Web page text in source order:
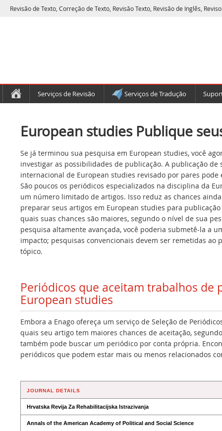
Revisão de Texto, Correção de Texto, Revisão Texto, Revisão de Inglês,
Serviços de Revisão Serviços de Tradução
European studies Publique
Se já terminou sua pesquisa em European studies, você
investigar as possibilidades de publicação. A publicação
internacional de European studies revisado por pares
São poucos os periódicos especializados na disciplina da
um número limitado de artigos. Isso reduz as chances
preparar seus artigos em European studies para
quais suas chances são maiores, segundo o nível de sua
pesquisa altamente avançada, você poderia submetê-la a
impacto; pesquisas convencionais devem ser remetidas ao
tópico.
Periódicos que aceitam trabalhos de
European studies
Embora a Enago ofereça um serviço de Seleção de
quais seu artigo tem maiores chances de aceitação,
também pode buscar um periódico por conta própria.
periódicos que podem estar mais ou menos relacionados
JOURNAL DETAILS
Hrvatska Revija Za Rehabilitacijska Istrazivanja
Annals of the American Academy of Political and Social Science